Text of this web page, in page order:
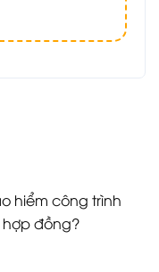
hiểm công trình
hợp đồng?